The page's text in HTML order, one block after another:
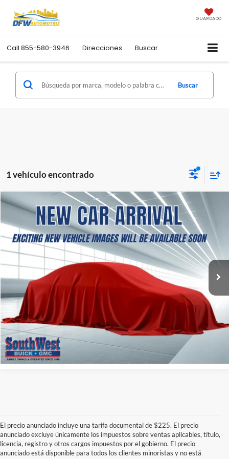
GUARDADO
Call 855-580-3946 Direcciones Buscar
Buscar
1 vehículo encontrado
Usado2024Hyundai ElantraSEL
SouthWest Buick GMC of Lawton
VIN:KMHLM4DG3RU767844Valores:B2600376AModelo:ELTGF2J6S4AS
25,808 mi
Comentarios
CONTADO FINANCIAMIENTO
$21,927
SOUTHWEST PRICE
Confirmar Si Está Disponible
Haz click para llamarnos
Comparar vehículo
El precio anunciado incluye una tarifa documental de $225. El precio
anunciado excluye únicamente los impuestos sobre ventas aplicables, título,
licencia, registro y otros cargos impuestos por el gobierno. El precio
anunciado está disponible para todos los clientes minoristas y no está